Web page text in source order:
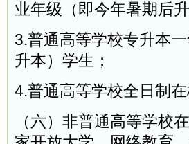
业年级（即今年暑期后
3.普通高等学校专升本
升本）学生；
4.普通高等学校全日制在
（六）非普通高等学校